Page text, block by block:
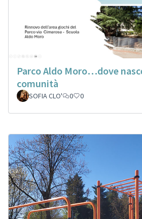
Parco Aldo Moro…dove
comunità
SOFIA CLO' 0 0